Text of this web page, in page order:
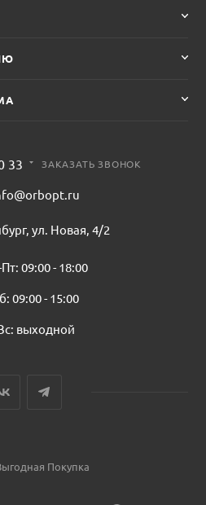
33 ЗАКАЗАТЬ ЗВОНОК
ул. Новая, 4/2
09:00 - 18:00
09:00 - 15:00
выходной
Покупка